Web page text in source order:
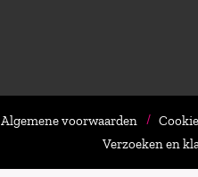
Algemene voorwaarden
Verzoeken en